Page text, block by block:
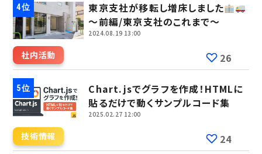
東京支社が移転し増床しました
～前編/東京支社のこれまで～
2024.08.19 13:00
社内活動 26
Chart.jsでグラフを作成！HTMLに
貼るだけで動くサンプルコード集
2025.02.27 12:00
技術情報 24